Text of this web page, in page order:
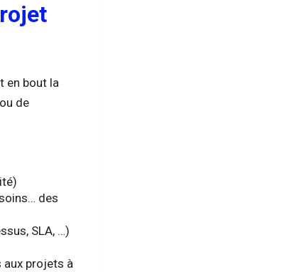
en bout la
de
des
SLA, …)
aux projets à